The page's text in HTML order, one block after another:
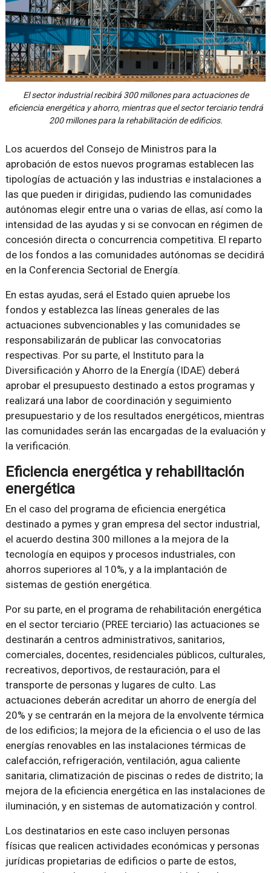
El sector industrial recibirá 300 millones para actuaciones de
eficiencia energética y ahorro, mientras que el sector terciario tendrá
200 millones para la rehabilitación de edificios.
Los acuerdos del Consejo de Ministros para la
aprobación de estos nuevos programas establecen las
tipologías de actuación y las industrias e instalaciones a
las que pueden ir dirigidas, pudiendo las comunidades
autónomas elegir entre una o varias de ellas, así como la
intensidad de las ayudas y si se convocan en régimen de
concesión directa o concurrencia competitiva. El reparto
de los fondos a las comunidades autónomas se decidirá
en la Conferencia Sectorial de Energía.
En estas ayudas, será el Estado quien apruebe los
fondos y establezca las líneas generales de las
actuaciones subvencionables y las comunidades se
responsabilizarán de publicar las convocatorias
respectivas. Por su parte, el Instituto para la
Diversificación y Ahorro de la Energía (IDAE) deberá
aprobar el presupuesto destinado a estos programas y
realizará una labor de coordinación y seguimiento
presupuestario y de los resultados energéticos, mientras
las comunidades serán las encargadas de la evaluación y
la verificación.
Eficiencia energética y rehabilitación
energética
En el caso del programa de eficiencia energética
destinado a pymes y gran empresa del sector industrial,
el acuerdo destina 300 millones a la mejora de la
tecnología en equipos y procesos industriales, con
ahorros superiores al 10%, y a la implantación de
sistemas de gestión energética.
Por su parte, en el programa de rehabilitación energética
en el sector terciario (PREE terciario) las actuaciones se
destinarán a centros administrativos, sanitarios,
comerciales, docentes, residenciales públicos, culturales,
recreativos, deportivos, de restauración, para el
transporte de personas y lugares de culto. Las
actuaciones deberán acreditar un ahorro de energía del
20% y se centrarán en la mejora de la envolvente térmica
de los edificios; la mejora de la eficiencia o el uso de las
energías renovables en las instalaciones térmicas de
calefacción, refrigeración, ventilación, agua caliente
sanitaria, climatización de piscinas o redes de distrito; la
mejora de la eficiencia energética en las instalaciones de
iluminación, y en sistemas de automatización y control.
Los destinatarios en este caso incluyen personas
físicas que realicen actividades económicas y personas
jurídicas propietarias de edificios o parte de estos,